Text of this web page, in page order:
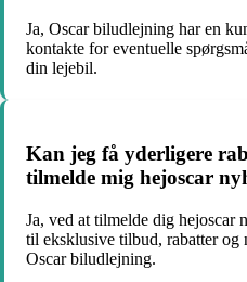
Ja, Oscar biludlejning har en
kontakte for eventuelle
din lejebil.
Kan jeg få yderligere
tilmelde mig hejoscar
Ja, ved at tilmelde dig hejoscar
til eksklusive tilbud, rabatter
Oscar biludlejning.